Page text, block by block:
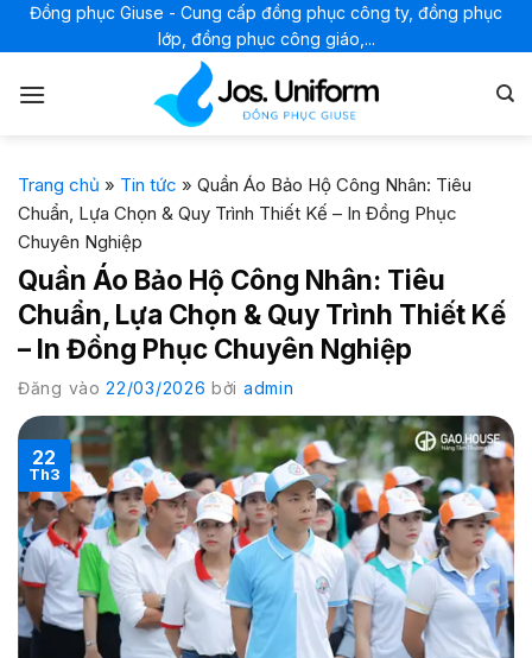
dung
Đồng phục Giuse - Cung cấp đồng phục công ty, đồng phục
lớp, đồng phục công giáo,...
Trang chủ » Tin tức » Quần Áo Bảo Hộ Công Nhân: Tiêu
Chuẩn, Lựa Chọn & Quy Trình Thiết Kế – In Đồng Phục
Chuyên Nghiệp
Quần Áo Bảo Hộ Công Nhân: Tiêu
Chuẩn, Lựa Chọn & Quy Trình Thiết Kế
– In Đồng Phục Chuyên Nghiệp
Đăng vào22/03/2026 bởi admin
22
Th3